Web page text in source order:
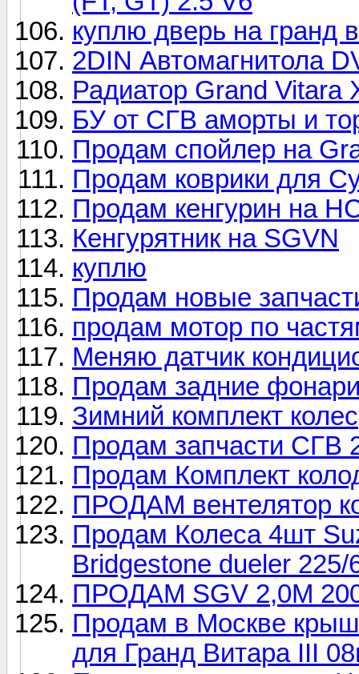
куплю дверь на гранд
2DIN Автомагнитола
Радиатор Grand Vitara
БУ от СГВ аморты и
Продам спойлер на
Продам коврики для
Продам кенгурин на
Кенгурятник на SGVN
куплю
Продам новые
продам мотор по
Меняю датчик
Продам задние
Зимний комплект колес
Продам запчасти СГВ
Продам Комплект
ПРОДАМ вентелятор
Продам Колеса 4шт
Bridgestone dueler 225/
ПРОДАМ SGV 2,0М
Продам в Москве
для Гранд Витара III